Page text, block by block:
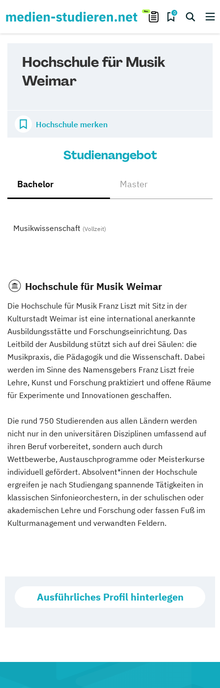
0
Hochschule für Musik
Weimar
Hochschule merken
Studienangebot
Bachelor Master
Musikwissenschaft (Vollzeit)
Hochschule für Musik Weimar
Die Hochschule für Musik Franz Liszt mit Sitz in der
Kulturstadt Weimar ist eine international anerkannte
Ausbildungsstätte und Forschungseinrichtung. Das
Leitbild der Ausbildung stützt sich auf drei Säulen: die
Musikpraxis, die Pädagogik und die Wissenschaft. Dabei
werden im Sinne des Namensgebers Franz Liszt freie
Lehre, Kunst und Forschung praktiziert und offene Räume
für Experimente und Innovationen geschaffen.
Die rund 750 Studierenden aus allen Ländern werden
nicht nur in den universitären Disziplinen umfassend auf
ihren Beruf vorbereitet, sondern auch durch
Wettbewerbe, Austauschprogramme oder Meisterkurse
individuell gefördert. Absolvent*innen der Hochschule
ergreifen je nach Studiengang spannende Tätigkeiten in
klassischen Sinfonieorchestern, in der schulischen oder
akademischen Lehre und Forschung oder fassen Fuß im
Kulturmanagement und verwandten Feldern.
Ausführliches Profil hinterlegen